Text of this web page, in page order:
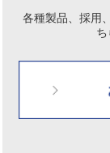
各種製品、採用
ち